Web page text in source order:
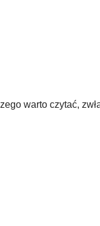
warto czytać,